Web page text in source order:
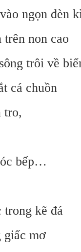
ngọn đèn
trên non cao
trôi về
cá chuồn
tro,
bếp…
kẽ đá
giấc mơ